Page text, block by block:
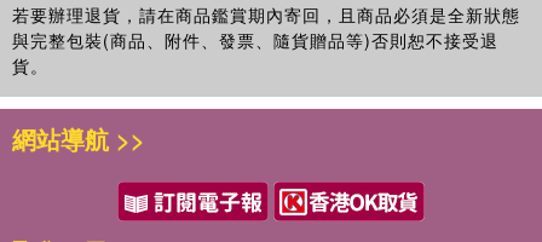
Each of the 50 volumes will be available to buy
individually, and these are organized into regional sub-
groups: East Central Africa, North-Eastern Africa,
Southern Africa, West Central Africa, Western Africa, and
Central Africa Belgian Congo.
The volumes are supplemented with maps, available to
view on routledge.com or available as a pdf from the
若要辦理退貨，請在商品鑑賞期內寄回，且商品必須是全新狀態
與完整包裝(商品、附件、發票、隨貨贈品等)否則恕不接受退
貨。
網站導航 >>